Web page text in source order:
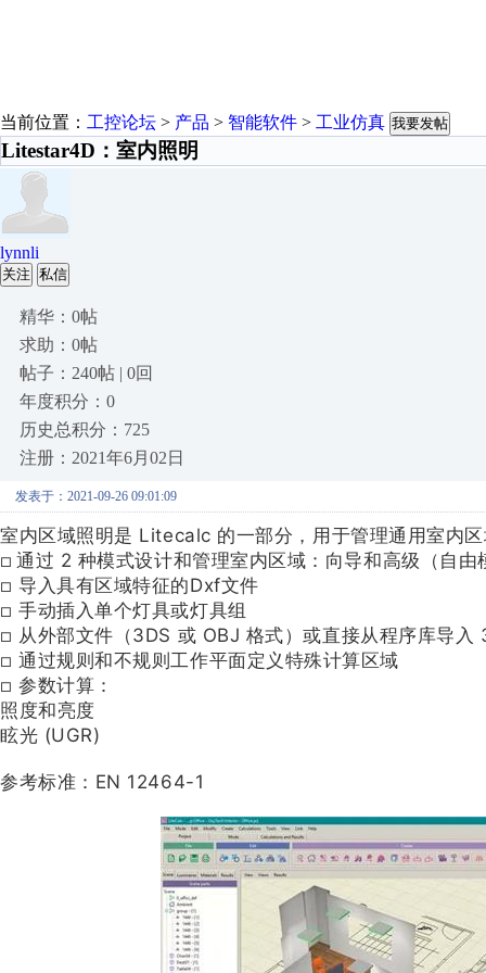
当前位置： 工控论坛 > 产品 > 智能软件 > 工业仿真 我要发帖
Litestar4D：室内照明
lynnli
关注 私信
精华：0帖
求助：0帖
帖子：240帖 | 0回
年度积分：0
历史总积分：725
注册：2021年6月02日
发表于：2021-09-26 09:01:09
室内区域照明是 Litecalc 的一部分，用于管理通用室内
□通过 2 种模式设计和管理室内区域：向导和高级（自由
□ 导入具有区域特征的Dxf文件
□ 手动插入单个灯具或灯具组
□ 从外部文件（3DS 或 OBJ 格式）或直接从程序库导入
□ 通过规则和不规则工作平面定义特殊计算区域
□ 参数计算：
照度和亮度
眩光 (UGR)
参考标准：EN 12464-1